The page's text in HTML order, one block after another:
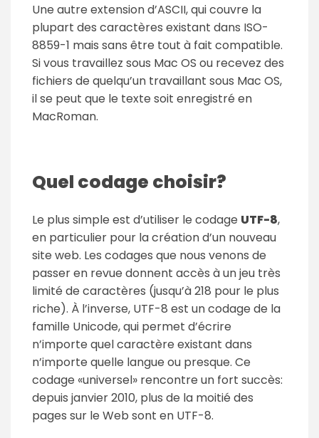
Une autre extension d’ASCII, qui couvre la
plupart des caractères existant dans ISO-
8859-1 mais sans être tout à fait compatible.
Si vous travaillez sous Mac OS ou recevez des
fichiers de quelqu’un travaillant sous Mac OS,
il se peut que le texte soit enregistré en
MacRoman.
Quel codage choisir?
Le plus simple est d’utiliser le codage UTF-8,
en particulier pour la création d’un nouveau
site web. Les codages que nous venons de
passer en revue donnent accès à un jeu très
limité de caractères (jusqu’à 218 pour le plus
riche). À l’inverse, UTF-8 est un codage de la
famille Unicode, qui permet d’écrire
n’importe quel caractère existant dans
n’importe quelle langue ou presque. Ce
codage «universel» rencontre un fort succès:
depuis janvier 2010, plus de la moitié des
pages sur le Web sont en UTF-8.